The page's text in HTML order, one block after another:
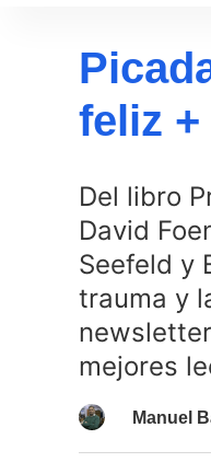
feliz
Del libro
David
Seefeld y
trauma y
mejores
Manuel